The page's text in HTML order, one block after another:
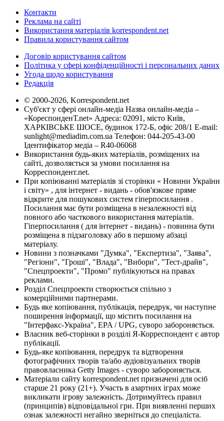
Контакти
Реклама на сайті
Використання матеріалів korrespondent.net
Правила користування сайтом
Договір користування сайтом
Політика у сфері конфіденційності і персональних даних
Угода щодо користування
Редакція
© 2000-2026, Korrespondent.net
Суб'єкт у сфері онлайн-медіа Назва онлайн-медіа –
«КореспонденТ.net» Адреса: 02091, місто Київ,
ХАРКІВСЬКЕ ШОСЕ, будинок 172-Б, офіс 208/1 E-mail:
sunlight@mediadim.com.ua Телефон: 044-205-43-00
Ідентифікатор медіа – R40-06068
Використання будь-яких матеріалів, розміщених на
сайті, дозволяється за умови посилання на
Корреспондент.net.
При копіюванні матеріалів зі сторінки « Новини України
і світу» , для інтернет - видань - обов'язкове пряме
відкрите для пошукових систем гіперпосилання .
Посилання має бути розміщена в незалежності від
повного або часткового використання матеріалів.
Гіперпосилання ( для інтернет - видань) - повинна бути
розміщена в підзаголовку або в першому абзаці
матеріалу.
Новини з позначками "Думка", "Експертиза", "Заява",
"Регіони", "Гроші", "Влада", "Вибори", "Тест-драйв",
"Спецпроекти", "Промо" публікуються на правах
реклами.
Розділ Спецпроекти створюється спільно з
комерційними партнерами.
Будь яке копіювання, публікація, передрук, чи наступне
поширення інформації, що містить посилання на
"Інтерфакс-Україна", EPA / UPG, суворо забороняється.
Власник веб-сторінки в розділі Я-Корреспондент є автор
публікації.
Будь-яке копіювання, передрук та відтворення
фотографічних творів та/або аудіовізуальних творів
правовласника Getty Images - суворо забороняється.
Матеріали сайту korrespondent.net призначені для осіб
старше 21 року (21+). Участь в азартних іграх може
викликати ігрову залежність. Дотримуйтесь правил
(принципів) відповідальної гри. При виявленні перших
ознак залежності негайно зверніться до спеціаліста.